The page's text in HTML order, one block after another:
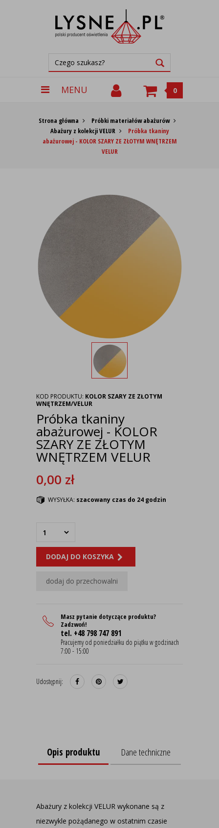
MENU 0
Strona główna
Próbki materiałów abażurów
Abażury z kolekcji VELUR
Próbka tkaniny
abażurowej - KOLOR SZARY ZE ZŁOTYM WNĘTRZEM
VELUR
KOD PRODUKTU: KOLOR SZARY ZE ZŁOTYM
WNĘTRZEM/VELUR
Próbka tkaniny
abażurowej - KOLOR
SZARY ZE ZŁOTYM
WNĘTRZEM VELUR
0,00 zł
WYSYŁKA: szacowany czas do 24 godzin
DODAJ DO KOSZYKA
dodaj do przechowalni
Masz pytanie dotyczące produktu?
Zadzwoń!
tel. +48 798 747 891
Pracujemy od poniedziałku do piątku w godzinach
7:00 - 15:00
Udostępnij:
Opis produktu Dane techniczne
Abażury z kolekcji VELUR wykonane są z
niezwykle pożądanego w ostatnim czasie